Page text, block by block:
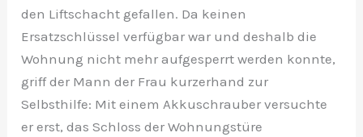
den Liftschacht gefallen. Da keinen
Ersatzschlüssel verfügbar war und deshalb die
Wohnung nicht mehr aufgesperrt werden konnte,
griff der Mann der Frau kurzerhand zur
Selbsthilfe: Mit einem Akkuschrauber versuchte
er erst, das Schloss der Wohnungstüre